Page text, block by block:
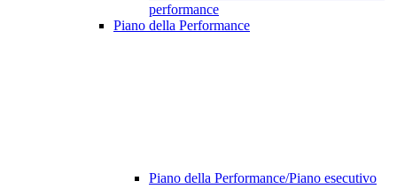
performance
Piano della Performance
Piano della Performance/Piano esecutivo